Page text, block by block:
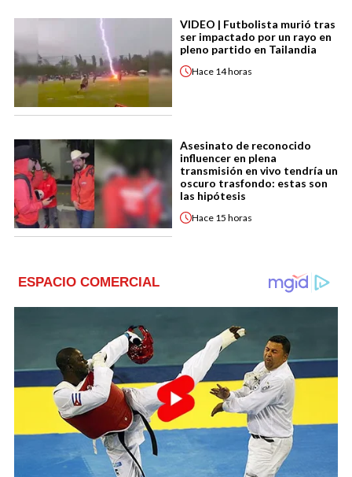
VIDEO | Futbolista murió tras
ser impactado por un rayo en
pleno partido en Tailandia
Hace 14 horas
Asesinato de reconocido
influencer en plena
transmisión en vivo tendría un
oscuro trasfondo: estas son
las hipótesis
Hace 15 horas